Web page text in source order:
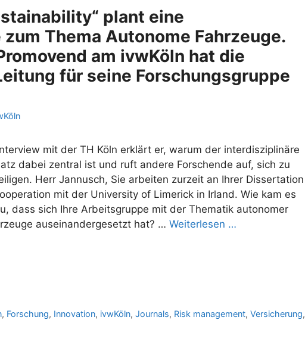
plant eine
Thema Autonome Fahrzeuge.
am ivwKöln hat die
für seine Forschungsgruppe
mit der TH Köln erklärt er, warum der interdisziplinäre
dabei zentral ist und ruft andere Forschende auf, sich zu
Herr Jannusch, Sie arbeiten zurzeit an Ihrer Dissertation
mit der University of Limerick in Irland. Wie kam es
dass sich Ihre Arbeitsgruppe mit der Thematik autonomer
auseinandergesetzt hat? … Weiterlesen …
, Forschung, Innovation, ivwKöln,Journals, Risk management,Versicherung,